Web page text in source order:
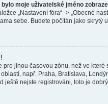
moje uživatelské jméno
„Nastavení fóra“ -> „Obecné
sebe. Budete počítán jako skrytý
jinou časovou zónu, než ve
např. Praha, Bratislava,
ještě nejste registrováni, toto je